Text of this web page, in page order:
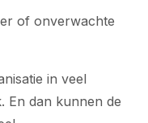
of onverwachte
in veel
En dan kunnen de